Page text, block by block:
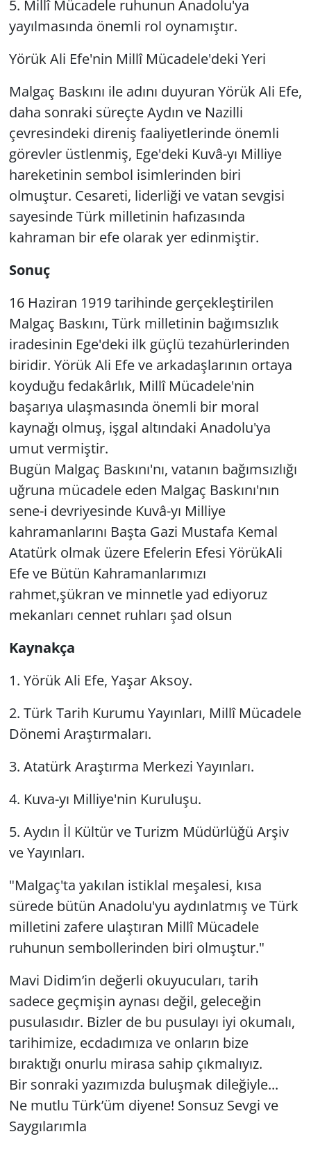
5. Millî Mücadele ruhunun Anadolu'ya
yayılmasında önemli rol oynamıştır.
Yörük Ali Efe'nin Millî Mücadele'deki Yeri
Malgaç Baskını ile adını duyuran Yörük Ali Efe,
daha sonraki süreçte Aydın ve Nazilli
çevresindeki direniş faaliyetlerinde önemli
görevler üstlenmiş, Ege'deki Kuvâ-yı Milliye
hareketinin sembol isimlerinden biri
olmuştur. Cesareti, liderliği ve vatan sevgisi
sayesinde Türk milletinin hafızasında
kahraman bir efe olarak yer edinmiştir.
Sonuç
16 Haziran 1919 tarihinde gerçekleştirilen
Malgaç Baskını, Türk milletinin bağımsızlık
iradesinin Ege'deki ilk güçlü tezahürlerinden
biridir. Yörük Ali Efe ve arkadaşlarının ortaya
koyduğu fedakârlık, Millî Mücadele'nin
başarıya ulaşmasında önemli bir moral
kaynağı olmuş, işgal altındaki Anadolu'ya
umut vermiştir.
Bugün Malgaç Baskını'nı, vatanın bağımsızlığı
uğruna mücadele eden Malgaç Baskını'nın
sene-i devriyesinde Kuvâ-yı Milliye
kahramanlarını Başta Gazi Mustafa Kemal
Atatürk olmak üzere Efelerin Efesi YörükAli
Efe ve Bütün Kahramanlarımızı
rahmet,şükran ve minnetle yad ediyoruz
mekanları cennet ruhları şad olsun
Kaynakça
1. Yörük Ali Efe, Yaşar Aksoy.
2. Türk Tarih Kurumu Yayınları, Millî Mücadele
Dönemi Araştırmaları.
3. Atatürk Araştırma Merkezi Yayınları.
4. Kuva-yı Milliye'nin Kuruluşu.
5. Aydın İl Kültür ve Turizm Müdürlüğü Arşiv
ve Yayınları.
"Malgaç'ta yakılan istiklal meşalesi, kısa
sürede bütün Anadolu'yu aydınlatmış ve Türk
milletini zafere ulaştıran Millî Mücadele
ruhunun sembollerinden biri olmuştur."
Mavi Didim’in değerli okuyucuları, tarih
sadece geçmişin aynası değil, geleceğin
pusulasıdır. Bizler de bu pusulayı iyi okumalı,
tarihimize, ecdadımıza ve onların bize
bıraktığı onurlu mirasa sahip çıkmalıyız.
Bir sonraki yazımızda buluşmak dileğiyle...
Ne mutlu Türk’üm diyene! Sonsuz Sevgi ve
Saygılarımla